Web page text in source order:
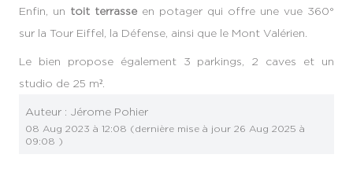
Enfin, un toit terrasse en potager qui offre une vue 360°
sur la Tour Eiffel, la Défense, ainsi que le Mont Valérien.
Le bien propose également 3 parkings, 2 caves et un
studio de 25 m².
Auteur : Jérome Pohier
08 Aug 2023 à 12:08 (dernière mise à jour 26 Aug 2025 à
09:08 )